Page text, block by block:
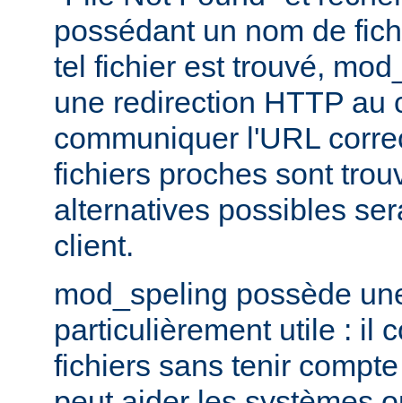
possédant un nom de
tel fichier est trouvé,
une redirection HTTP au
communiquer l'URL
fichiers proches sont
alternatives possibles
client.
mod_speling possède
particulièrement utile : il
fichiers sans tenir